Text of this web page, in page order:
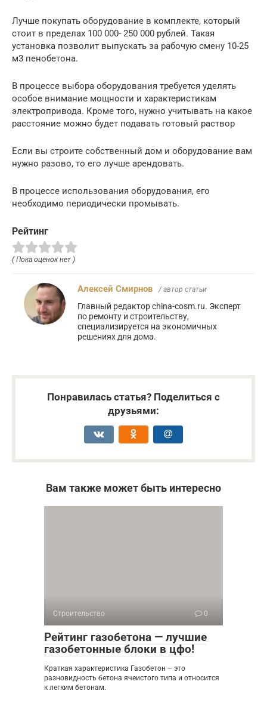
Лучше покупать оборудование в комплекте, который
стоит в пределах 100 000- 250 000 рублей. Такая
установка позволит выпускать за рабочую смену 10-25
м3 пенобетона.
В процессе выбора оборудования требуется уделять
особое внимание мощности и характеристикам
электропривода. Кроме того, нужно учитывать на какое
расстояние можно будет подавать готовый раствор
Если вы строите собственный дом и оборудование вам
нужно разово, то его лучше арендовать.
В процессе использования оборудования, его
необходимо периодически промывать.
Рейтинг
( Пока оценок нет )
Алексей Смирнов / автор статьи
Главный редактор china-cosm.ru. Эксперт
по ремонту и строительству,
специализируется на экономичных
решениях для дома.
Понравилась статья? Поделиться с
друзьями:
Вам также может быть интересно
Строительство 0
Рейтинг газобетона — лучшие
газобетонные блоки в цфо!
Краткая характеристика Газобетон – это
разновидность бетона ячеистого типа и относится
к легким бетонам.